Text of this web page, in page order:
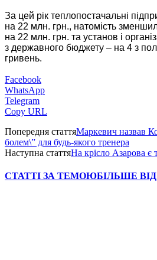
За цей рік теплопостачальні
на 22 млн. грн., натомість
на 22 млн. грн. та установ і
з державного бюджету – на 4 з
гривень.
Facebook
WhatsApp
Telegram
Copy URL
Попередня статтяМаркевич назвав
болем\” для будь-якого тренера
Наступна статтяНа крісло Азарова є
СТАТТІ ЗА ТЕМОЮБІЛЬШЕ